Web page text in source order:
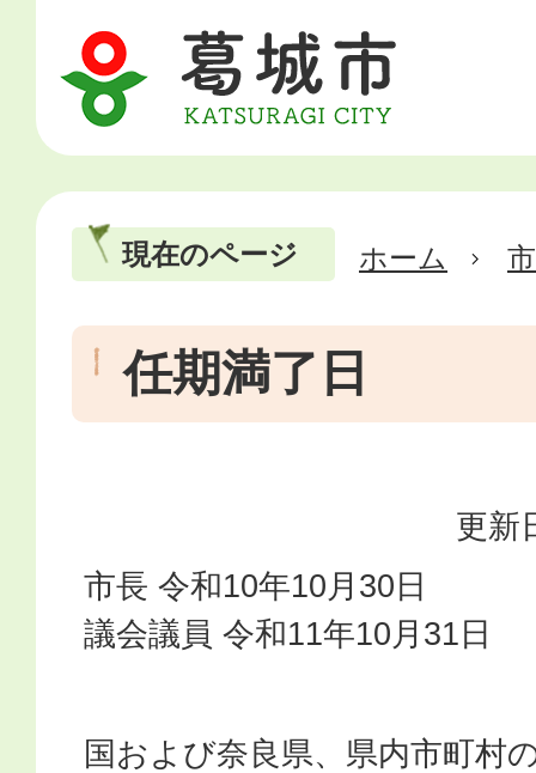
現在のページ ホーム
任期満了日
更新
市長 令和10年10月30日
議会議員 令和11年10月31日
国および奈良県、県内市町村